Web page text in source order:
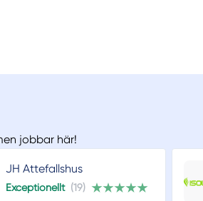
jobbar här!
JH Attefallshus
Exceptionellt (19)